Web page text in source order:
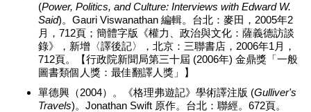
(Power, Politics, and Culture: Interviews with Edward W.
Said)。Gauri Viswanathan 編輯。台北：麥田，2005年2
月，712頁；簡體字版《權力、政治與文化：薩義德訪談
錄》，新增〈譯後記〉，北京：三聯書店，2006年1月，
712頁。【行政院新聞局第三十屆 (2006年) 金鼎獎「一般
圖書類個人獎：最佳翻譯人獎」】
單德興（2004）。《格理弗遊記》學術譯注版 (Gulliver's
Travels)。Jonathan Swift 原作。台北：聯經。672頁。